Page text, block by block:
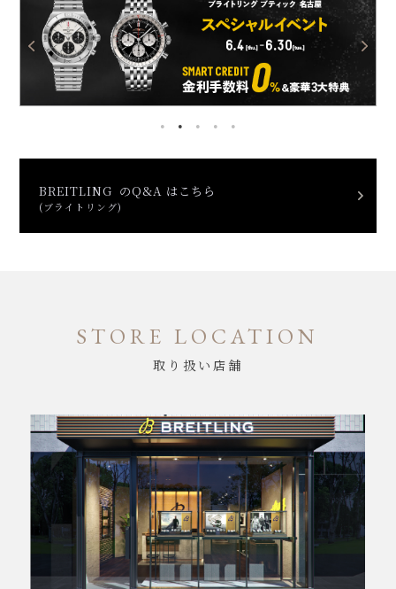
BREITLING のQ&A はこちら
(ブライトリング)
STORE LOCATION
取り扱い店舗